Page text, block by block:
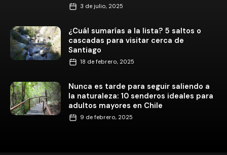
3 de julio, 2025
¿Cuál sumarías a la lista? 5 saltos o
cascadas para visitar cerca de
Santiago
18 de febrero, 2025
Nunca es tarde para seguir saliendo a
la naturaleza: 10 senderos ideales para
adultos mayores en Chile
9 de febrero, 2025